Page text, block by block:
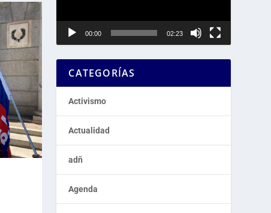
00:00 02:23
CATEGORÍAS
Activismo
Actualidad
adñ
Agenda